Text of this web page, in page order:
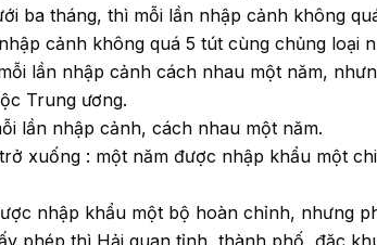
ba tháng, thì mỗi lần nhập cảnh không
cảnh không quá 5 tút cùng chủng loại
lần nhập cảnh cách nhau một năm,
Trung ương.
lần nhập cảnh, cách nhau một năm.
xuống : một năm được nhập khẩu một
nhập khẩu một bộ hoàn chỉnh, nhưng